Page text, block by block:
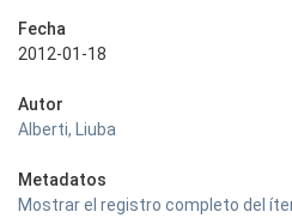
Fecha
2012-01-18
Autor
Alberti, Liuba
Metadatos
Mostrar el registro completo del